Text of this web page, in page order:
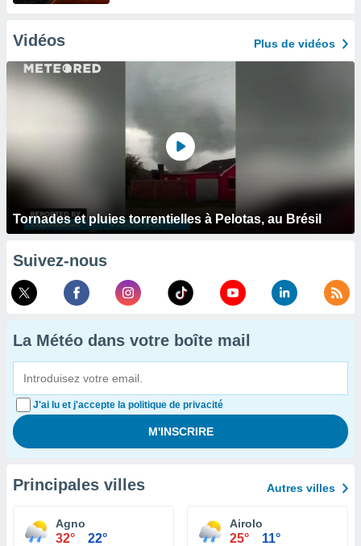
Vidéos Plus de vidéos
Tornades et pluies torrentielles à Pelotas, au Brésil
Suivez-nous
La Météo dans votre boîte mail
J'ai lu et j'accepte la politique de privacité
Principales villes Autres villes
Agno
32° 22°
Airolo
25° 11°